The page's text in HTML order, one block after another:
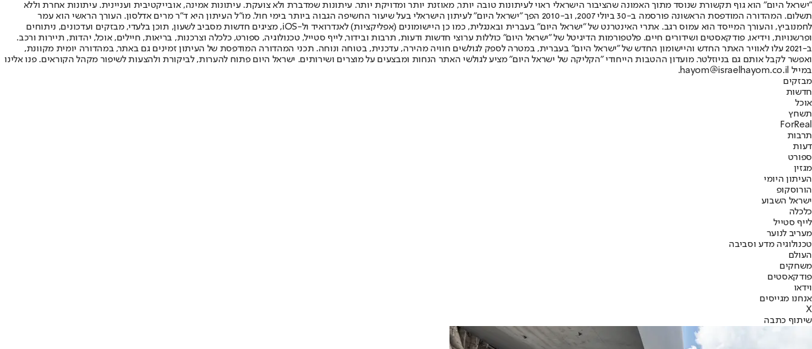
"ישראל היום" הוא גוף תקשורת שנוסד מתוך האמונה שהציבור הישראלי ראוי לעיתונות טובה יותר, מאוזנת יותר ומדויקת יותר. עיתונות שמדברת ולא צועקת. עיתונות אמינה, אובייקטיבית ועניינית. עיתונות אחרת וללא
תשלום. המהדורה המודפסת הראשונה פורסמה ב-30 ביולי 2007, וב-2010 הפך "ישראל היום" לעיתון הישראלי בעל שיעור החשיפה הגבוה ביותר בימי חול. מו"ל העיתון היא ד"ר מרים אדלסון. העורך הראשי הוא עמר
לחמנוביץ, והעורך המייסד הוא עמוס רגב. אתרי האינטרנט של "ישראל היום" בעברית ובאנגלית, כמו כן היישומונים (אפליקציות) לאנדרואיד ול-iOS, מציגים חדשות מסביב לשעון, תוכן בלעדי, מבזקים ועדכונים, ניתוחים
ופרשנויות, וידיאו, פודקאסטים ושידורים חיים. פלטפורמות הדיגיטל של "ישראל היום" כוללות ערוצי חדשות ודעות, תרבות ובידור, לייף סטייל, טכנולוגיה, ספורט, כלכלה וצרכנות, בריאות, חיילים, אוכל, יהדות, תיירות ורכב.
ב-2021 עלו לאוויר האתר החדש והיישומון החדש של "ישראל היום" בעברית, במטרה לספק לגולשים חוויה מהירה, עדכנית, בטוחה ונוחה. תכני המהדורה המודפסת של העיתון זמינים גם באתר, במהדורה יומית מקוונת,
ואפשר לקבל אותם גם בניוזלטר. מועדון ההטבות הייחודי "הקליקה של ישראל היום" מציע לגולשי האתר הנחות ומבצעים על מוצרים ושירותים. ישראל היום פתוח להערות, לביקורת ולהצעות לשיפור מקהל הקוראים. פנו אלינו
במייל hayom@israelhayom.co.il.
מבזקים
חדשות
אוכל
תשחץ
ForReal
תרבות
דעות
ספורט
מגזין
העיתון היומי
הורוסקופ
ישראל השבוע
כלכלה
לייף סטייל
מעריב לנוער
טכנולוגיה מדע וסביבה
העולם
משחקים
פודקאסטים
וידאו
אנחנו מגייסים
X
שיתוף כתבה